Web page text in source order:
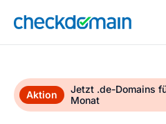
Aktion
Jetzt .de-Domains
Monat